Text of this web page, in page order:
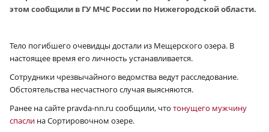
этом сообщили в ГУ МЧС России по Нижегородской области.
Тело погибшего очевидцы достали из Мещерского озера. В
настоящее время его личность устанавливается.
Сотрудники чрезвычайного ведомства ведут расследование.
Обстоятельства несчастного случая выясняются.
Ранее на сайте pravda-nn.ru сообщили, что тонущего мужчину
спасли на Сортировочном озере.